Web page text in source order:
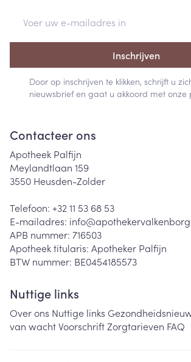
Inschrijven
Door op inschrijven te klikken, schrijft u
nieuwsbrief en gaat u akkoord met onze
Contacteer ons
Apotheek Palfijn
Meylandtlaan 159
3550 Heusden-Zolder
Telefoon: +32 11 53 68 53
E-mailadres: info@
APB nummer: 716503
Apotheek titularis: Apotheker Palfijn
BTW nummer: BE0454185573
Nuttige links
Over ons Nuttige links
van wachtVoorschriftZorgtarieven FAQ